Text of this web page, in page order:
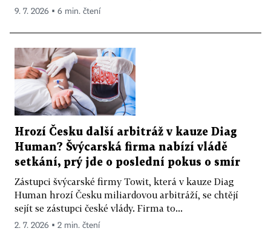
9. 7. 2026 ▪ 6 min. čtení
Hrozí Česku další arbitráž v kauze Diag
Human? Švýcarská firma nabízí vládě
setkání, prý jde o poslední pokus o smír
Zástupci švýcarské firmy Towit, která v kauze Diag
Human hrozí Česku miliardovou arbitráží, se chtějí
sejít se zástupci české vlády. Firma to...
2. 7. 2026 ▪ 2 min. čtení